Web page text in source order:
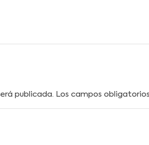
publicada. Los campos